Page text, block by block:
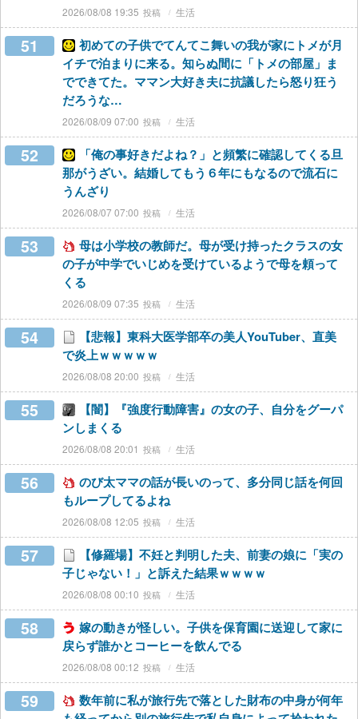
2026/08/08 19:35 生活
51
初めての子供でてんてこ舞いの我が家にトメが月
イチで泊まりに来る。知らぬ間に「トメの部屋」ま
でできてた。ママン大好き夫に抗議したら怒り狂う
だろうな…
2026/08/09 07:00 生活
52
「俺の事好きだよね？」と頻繁に確認してくる旦
那がうざい。結婚してもう６年にもなるので流石に
うんざり
2026/08/07 07:00 生活
53
母は小学校の教師だ。母が受け持ったクラスの女
の子が中学でいじめを受けているようで母を頼って
くる
2026/08/09 07:35 生活
54
【悲報】東科大医学部卒の美人YouTuber、直美
で炎上ｗｗｗｗｗ
2026/08/08 20:00 生活
55
【闇】『強度行動障害』の女の子、自分をグーパ
ンしまくる
2026/08/08 20:01 生活
56
のび太ママの話が長いのって、多分同じ話を何回
もループしてるよね
2026/08/08 12:05 生活
57
【修羅場】不妊と判明した夫、前妻の娘に「実の
子じゃない！」と訴えた結果ｗｗｗｗ
2026/08/08 00:10 生活
58
嫁の動きが怪しい。子供を保育園に送迎して家に
戻らず誰かとコーヒーを飲んでる
2026/08/08 00:12 生活
59
数年前に私が旅行先で落とした財布の中身が何年